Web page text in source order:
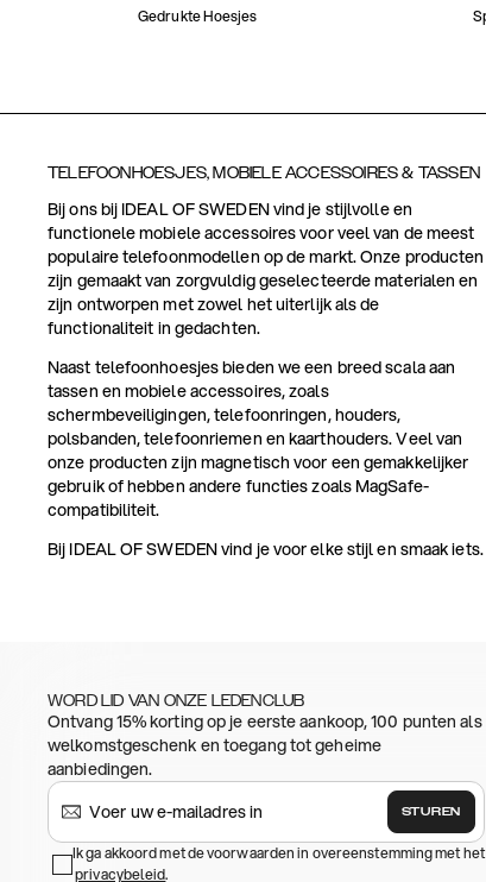
Gedrukte Hoesjes
TELEFOONHOESJES, MOBIELE ACCESSOIRES & TASSEN
Bij ons bij IDEAL OF SWEDEN vind je stijlvolle en
functionele mobiele accessoires voor veel van de meest
populaire telefoonmodellen op de markt. Onze producten
zijn gemaakt van zorgvuldig geselecteerde materialen en
zijn ontworpen met zowel het uiterlijk als de
functionaliteit in gedachten.
Naast telefoonhoesjes bieden we een breed scala aan
tassen en mobiele accessoires, zoals
schermbeveiligingen, telefoonringen, houders,
polsbanden, telefoonriemen en kaarthouders. Veel van
onze producten zijn magnetisch voor een gemakkelijker
gebruik of hebben andere functies zoals MagSafe-
compatibiliteit.
Bij IDEAL OF SWEDEN vind je voor elke stijl en smaak iets.
WORD LID VAN ONZE LEDENCLUB
Ontvang 15% korting op je eerste aankoop, 100 punten als
welkomstgeschenk en toegang tot geheime
aanbiedingen.
STUREN
Ik ga akkoord met de voorwaarden in overeenstemming met het
privacybeleid.